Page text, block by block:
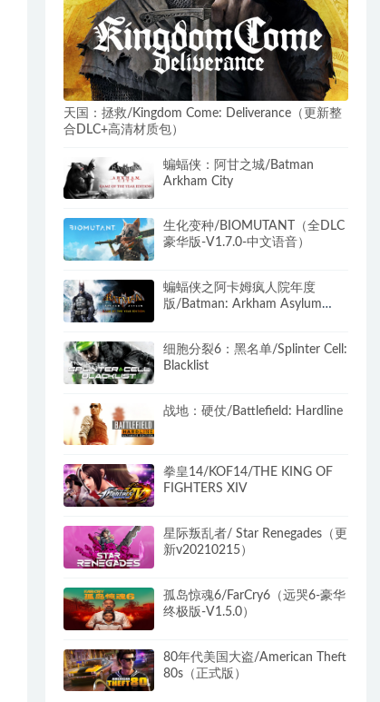
天国：拯救/Kingdom Come: Deliverance（更新整
合DLC+高清材质包）
蝙蝠侠：阿甘之城/Batman
Arkham City
生化变种/BIOMUTANT（全DLC
豪华版-V1.7.0-中文语音）
蝙蝠侠之阿卡姆疯人院年度
版/Batman: Arkham Asylum
细胞分裂6：黑名单/Splinter Cell:
Blacklist
战地：硬仗/Battlefield: Hardline
拳皇14/KOF14/THE KING OF
FIGHTERS XIV
星际叛乱者/ Star Renegades（更
新v20210215）​
孤岛惊魂6/FarCry6（远哭6-豪华
终极版-V1.5.0）
80年代美国大盗/American Theft
80s（正式版）